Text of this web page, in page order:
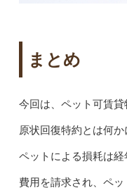
まとめ
今回は、ペット可賃
原状回復特約とは何か
ペットによる損耗は
費用を請求され、ペ